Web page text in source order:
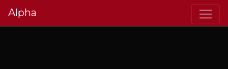
Alpha